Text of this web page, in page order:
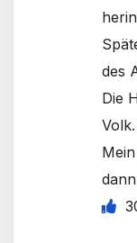
des
Die
Volk.